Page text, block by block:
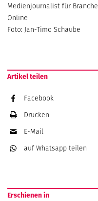
Medienjournalist für
Online
Foto: Jan-Timo Schaube
Artikel teilen
Facebook
Drucken
E-Mail
auf Whatsapp teilen
Erschienen in